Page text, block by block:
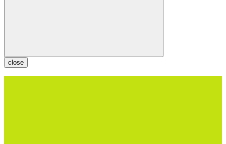
close